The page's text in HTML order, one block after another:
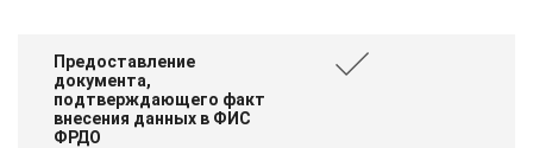
Предоставление
документа,
подтверждающего факт
внесения данных в ФИС
ФРДО